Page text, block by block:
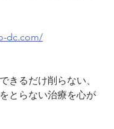
dc.com/
きるだけ削らない、
とらない治療を心が